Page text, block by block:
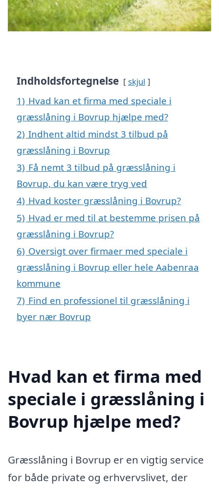
Indholdsfortegnelse skjul
1) Hvad kan et firma med speciale i
græsslåning i Bovrup hjælpe med?
2) Indhent altid mindst 3 tilbud på
græsslåning i Bovrup
3) Få nemt 3 tilbud på græsslåning i
Bovrup, du kan være tryg ved
4) Hvad koster græsslåning i Bovrup?
5) Hvad er med til at bestemme prisen på
græsslåning i Bovrup?
6) Oversigt over firmaer med speciale i
græsslåning i Bovrup eller hele Aabenraa
kommune
7) Find en professionel til græsslåning i
byer nær Bovrup
Hvad kan et firma med
speciale i græsslåning i
Bovrup hjælpe med?
Græsslåning i Bovrup er en vigtig service
for både private og erhvervslivet, der